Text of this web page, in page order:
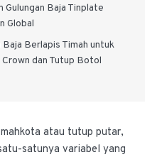
Gulungan Baja Tinplate
Global
Berlapis Timah untuk
dan Tutup Botol
atau tutup putar,
satunya variabel yang